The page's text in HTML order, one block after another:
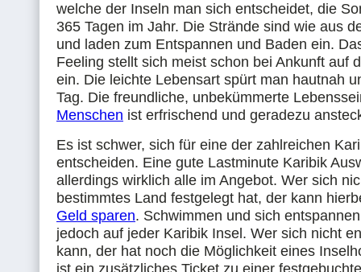
welche der Inseln man sich entscheidet, die
365 Tagen im Jahr. Die Strände sind wie aus
und laden zum Entspannen und Baden ein.
Feeling stellt sich meist schon bei Ankunft auf
ein. Die leichte Lebensart spürt man hautnah
Tag. Die freundliche, unbekümmerte
Menschen ist erfrischend und geradezu
Es ist schwer, sich für eine der zahlreichen
entscheiden. Eine gute Lastminute Karibik
allerdings wirklich alle im Angebot. Wer sich
bestimmtes Land festgelegt hat, der kann
Geld sparen. Schwimmen und sich
jedoch auf jeder Karibik Insel. Wer sich nicht
kann, der hat noch die Möglichkeit eines
ist ein zusätzliches Ticket zu einer